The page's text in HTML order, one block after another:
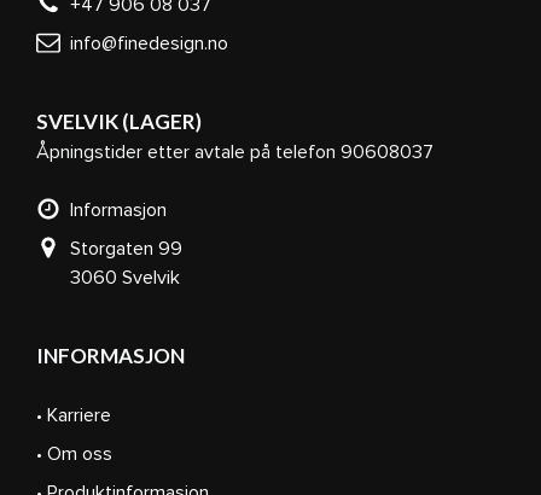
+47 906 08 037
info@finedesign.no
SVELVIK (LAGER)
Åpningstider etter avtale på telefon 90608037
Informasjon
Storgaten 99
3060 Svelvik
INFORMASJON
• Karriere
• Om oss